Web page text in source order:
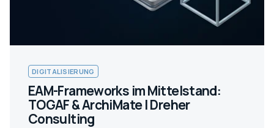
DIGITALISIERUNG
EAM-Frameworks im Mittelstand:
TOGAF & ArchiMate | Dreher
Consulting